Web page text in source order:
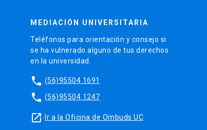
MEDIACIÓN UNIVERSITARIA
Teléfonos para orientación y consejo si
se ha vulnerado alguno de tus derechos
en la universidad.
phone (56)95504 1691
phone (56)95504 1247
launch Ir a la Oficina de Ombuds UC